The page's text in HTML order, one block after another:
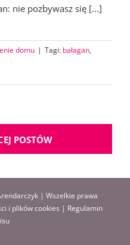
nie pozbywasz się [...]
domu | Tagi: bałagan,
POSTÓW
| Wszelkie prawa
i plików cookies | Regulamin